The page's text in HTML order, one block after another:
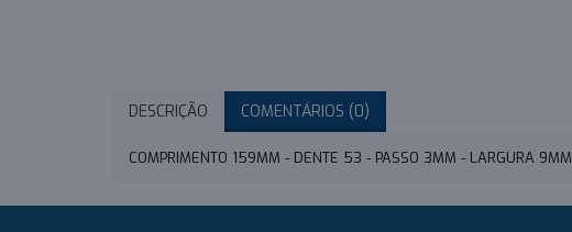
DESCRIÇÃO COMENTÁRIOS (0)
COMPRIMENTO 159MM - DENTE 53 - PASSO 3MM - LARGURA 9MM